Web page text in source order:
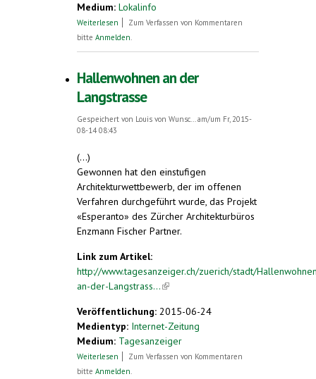
Medium: Lokalinfo
Weiterlesen über Entscheid für «Esperanto» fiel
Zum Verfassen von Kommentaren
bitte Anmelden.
Hallenwohnen an der
Langstrasse
Gespeichert von Louis von Wunsc...am/um Fr, 2015-
08-14 08:43
(...)
Gewonnen hat den einstufigen
Architekturwettbewerb, der im offenen
Verfahren durchgeführt wurde, das Projekt
«Esperanto» des Zürcher Architekturbüros
Enzmann Fischer Partner.
Link zum Artikel:
http://www.tagesanzeiger.ch/zuerich/stadt/
an-der-Langstrass...(link is external)
Veröffentlichung: 2015-06-24
Medientyp: Internet-Zeitung
Medium: Tagesanzeiger
Weiterlesen über Hallenwohnen an der Langstrasse
Zum Verfassen von Kommentaren
bitte Anmelden.